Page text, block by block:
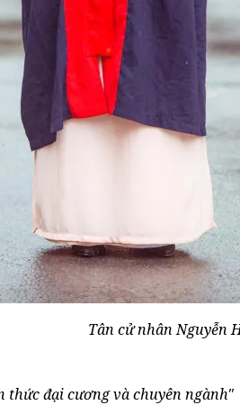
Tân cử nhân Nguyễn
thức đại cương và chuyên ngành"